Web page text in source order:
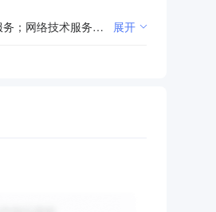
一般项目：计算机系统服务；信息技术咨询服务；信息系统集成服务；软件外包服务；软件开发；大数据服务；集成电路芯片设计及服务；网络技术服务；科技中介服务；网络设备销售；教学专用仪器销售；照相机及器材销售；移动终端设备销售；移动通信设备销售；音响设备销售；制冷、空调设备销售；办公设备耗材销售；电子产品销售；互联网销售（除销售需要许可的商品）；网络与信息安全软件开发；销售代理；人工智能硬件销售；办公设备销售；通讯设备销售；计算机软硬件及辅助设备批发；体育用品及器材批发；文具用品批发；家用电器销售；安防设备销售；日用百货销售；教育咨询服务（不含涉许可审批的教育培训活动）；技术服务、技术开发、技术咨询、技术交流、技术转让、技术推广（除依法须经批准的项目外，凭营业执照依法自主开展经营活动）。 展开